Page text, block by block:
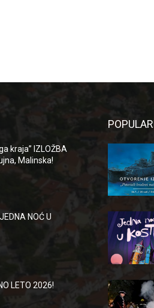
kraja” IZLOŽBA
Malinska!
NOĆ U
LETO 2026!